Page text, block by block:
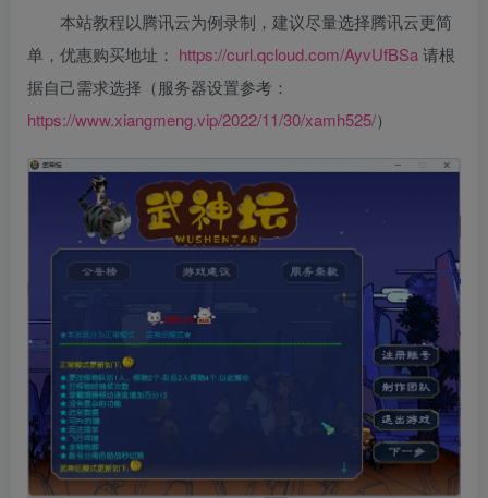
本站教程以腾讯云为例录制，建议尽量选择腾讯云更简
单，优惠购买地址： https://curl.qcloud.com/AyvUfBSa请根
据自己需求选择（服务器设置参考：
https://www.xiangmeng.vip/2022/11/30/xamh525/）